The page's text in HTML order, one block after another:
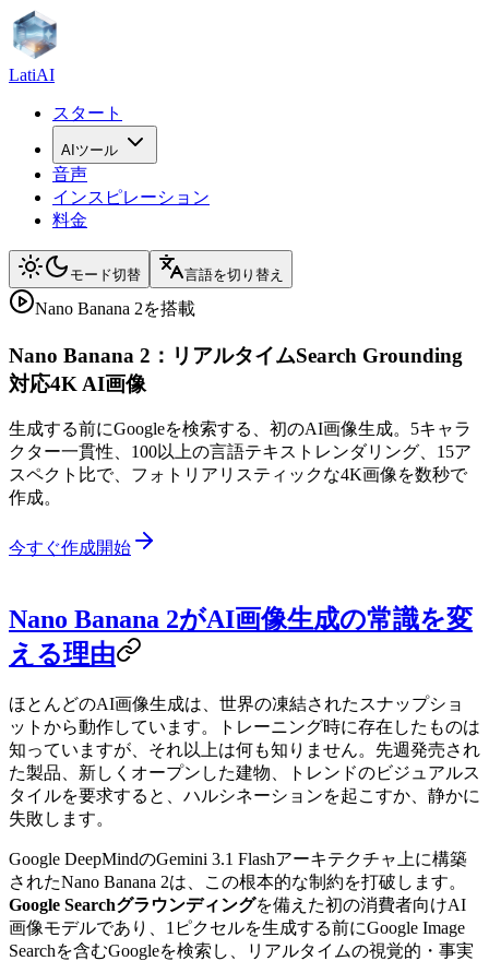
LatiAI
スタート
AIツール
音声
インスピレーション
料金
モード切替 言語を切り替え
Nano Banana 2を搭載
Nano Banana 2：リアルタイムSearch Grounding
対応4K AI画像
生成する前にGoogleを検索する、初のAI画像生成。5キャラ
クター一貫性、100以上の言語テキストレンダリング、15ア
スペクト比で、フォトリアリスティックな4K画像を数秒で
作成。
今すぐ作成開始
Nano Banana 2がAI画像生成の常識を変
える理由
ほとんどのAI画像生成は、世界の凍結されたスナップショ
ットから動作しています。トレーニング時に存在したものは
知っていますが、それ以上は何も知りません。先週発売され
た製品、新しくオープンした建物、トレンドのビジュアルス
タイルを要求すると、ハルシネーションを起こすか、静かに
失敗します。
Google DeepMindのGemini 3.1 Flashアーキテクチャ上に構築
されたNano Banana 2は、この根本的な制約を打破します。
Google Searchグラウンディングを備えた初の消費者向けAI
画像モデルであり、1ピクセルを生成する前にGoogle Image
Searchを含むGoogleを検索し、リアルタイムの視覚的・事実